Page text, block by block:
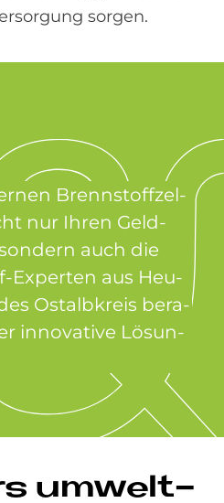
sorgen.
Brenn­stoff­zel­
nur Ih­ren Geld­
auch die
Ex­per­ten aus Heu­
Ost­alb­kreis be­ra­
in­no­va­ti­ve Lö­sun­
um­welt­